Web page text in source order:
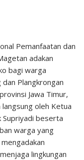
Pemanfaatan dan
adakan
bagi warga
Plangkrongan
Jawa Timur,
oleh Ketua
Supriyadi beserta
warga yang
lingkungan